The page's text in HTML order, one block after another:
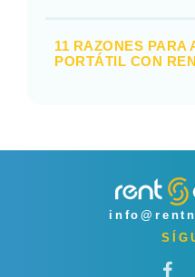
11 RAZONES PARA
PORTÁTIL CON